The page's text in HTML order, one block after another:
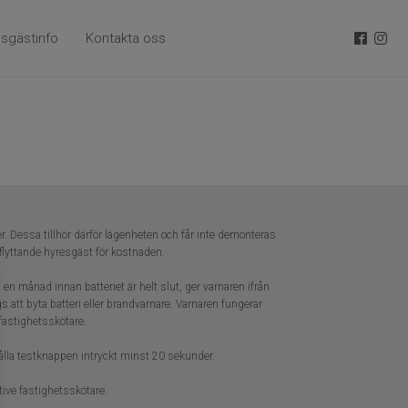
Kontakta oss
Dessa tillhör därför lägenheten och får inte demonteras
hyresgäst för kostnaden.
månad innan batteriet är helt slut, ger varnaren ifrån
byta batteri eller brandvarnare. Varnaren fungerar
testknappen intryckt minst 20 sekunder.
fastighetsskötare.